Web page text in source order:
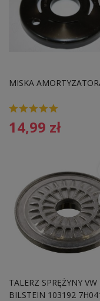
MISKA
14,99 zł
TALERZ SPRĘŻYNY VW
BILSTEIN 103192